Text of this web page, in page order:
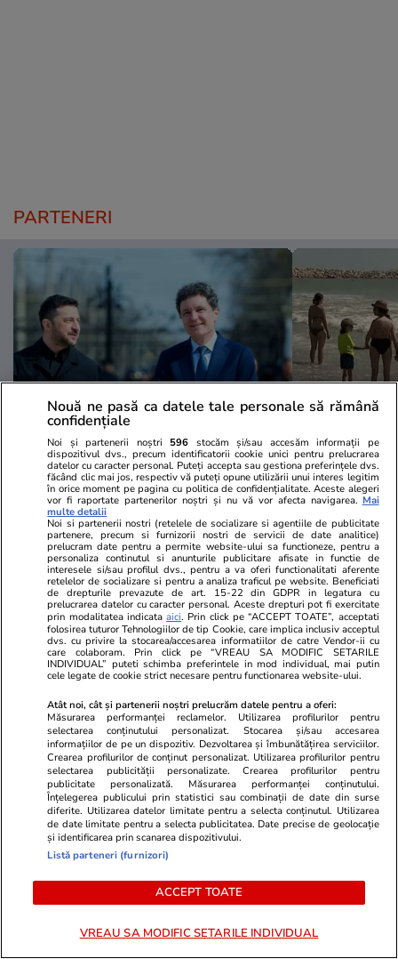
PARTENERI
Mediafax.ro
România intră în „Inițiativa
Carpaților”, noul proiect
diplomatic anunțat de Zelenski
StirileKanalD.ro
Femeie
făcea plajă:
PROMO
Advertorial
ajută tehnologia să ne reinventăm
Nouă ne pasă ca datele tale personale să rămână
confidențiale
Noi și partenerii noștri 596 stocăm și/sau accesăm informații pe
dispozitivul dvs., precum identificatorii cookie unici pentru prelucrarea
datelor cu caracter personal. Puteți accepta sau gestiona preferințele dvs.
făcând clic mai jos, respectiv vă puteți opune utilizării unui interes legitim
în orice moment pe pagina cu politica de confidențialitate. Aceste alegeri
vor fi raportate partenerilor noștri și nu vă vor afecta navigarea. Mai
multe detalii
Noi si partenerii nostri (retelele de socializare si agentiile de publicitate
partenere, precum si furnizorii nostri de servicii de date analitice)
prelucram date pentru a permite website-ului sa functioneze, pentru a
personaliza continutul si anunturile publicitare afisate in functie de
interesele si/sau profilul dvs., pentru a va oferi functionalitati aferente
retelelor de socializare si pentru a analiza traficul pe website. Beneficiati
de drepturile prevazute de art. 15-22 din GDPR in legatura cu
prelucrarea datelor cu caracter personal. Aceste drepturi pot fi exercitate
prin modalitatea indicataaici. Prin click pe “ACCEPT TOATE”, acceptati
folosirea tuturor Tehnologiilor de tip Cookie, care implica inclusiv acceptul
dvs. cu privire la stocarea/accesarea informatiilor de catre Vendor-ii cu
care colaboram. Prin click pe “VREAU SA MODIFIC SETARILE
INDIVIDUAL” puteti schimba preferintele in mod individual, mai putin
cele legate de cookie strict necesare pentru functionarea website-ului.
Atât noi, cât și partenerii noștri prelucrăm datele pentru a oferi:
Măsurarea performanței reclamelor. Utilizarea profilurilor pentru
selectarea conținutului personalizat. Stocarea și/sau accesarea
informațiilor de pe un dispozitiv. Dezvoltarea și îmbunătățirea serviciilor.
Crearea profilurilor de conținut personalizat. Utilizarea profilurilor pentru
selectarea publicității personalizate. Crearea profilurilor pentru
publicitate personalizată. Măsurarea performanței conținutului.
Înțelegerea publicului prin statistici sau combinații de date din surse
diferite. Utilizarea datelor limitate pentru a selecta conținutul. Utilizarea
de date limitate pentru a selecta publicitatea. Date precise de geolocație
și identificarea prin scanarea dispozitivului.
Listă parteneri (furnizori)
ACCEPT TOATE
VREAU SA MODIFIC SETARILE INDIVIDUAL